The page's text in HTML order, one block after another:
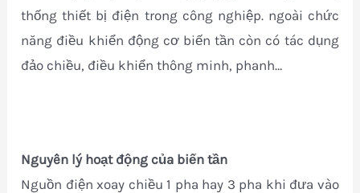
thống thiết bị điện trong công nghiệp. ngoài chức
năng điều khiển động cơ biến tần còn có tác dụng
đảo chiều, điều khiển thông minh, phanh…
Nguyên lý hoạt động của biến tần
Nguồn điện xoay chiều 1 pha hay 3 pha khi đưa vào